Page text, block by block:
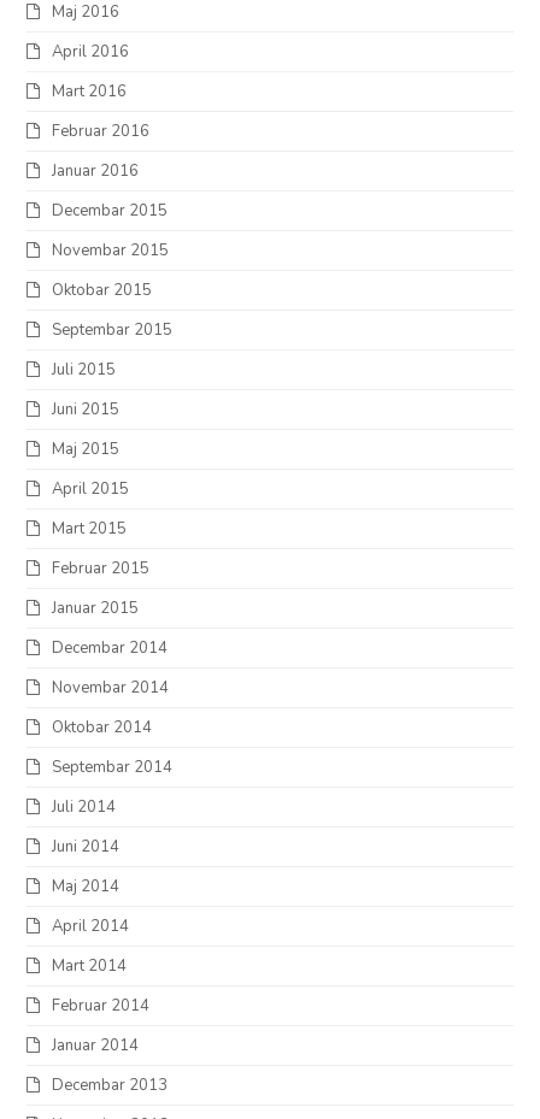
Maj 2016
April 2016
Mart 2016
Februar 2016
Januar 2016
Decembar 2015
Novembar 2015
Oktobar 2015
Septembar 2015
Juli 2015
Juni 2015
Maj 2015
April 2015
Mart 2015
Februar 2015
Januar 2015
Decembar 2014
Novembar 2014
Oktobar 2014
Septembar 2014
Juli 2014
Juni 2014
Maj 2014
April 2014
Mart 2014
Februar 2014
Januar 2014
Decembar 2013